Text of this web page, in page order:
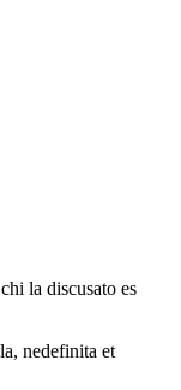
la discusato es
nedefinita et